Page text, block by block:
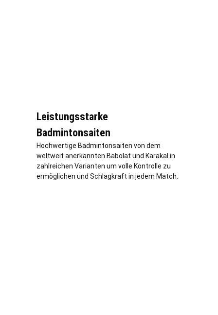
Leistungsstarke
Badmintonsaiten
Hochwertige Badmintonsaiten von dem
weltweit anerkannten Babolat und Karakal in
zahlreichen Varianten um volle Kontrolle zu
ermöglichen und Schlagkraft in jedem Match.